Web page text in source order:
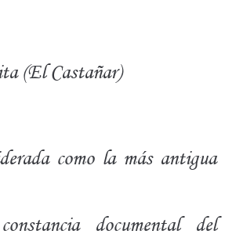
(El Castañar)
como la más antigua
documental del